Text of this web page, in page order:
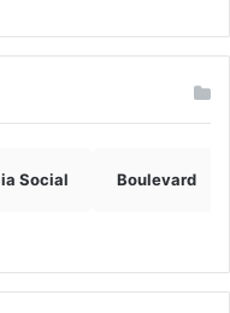
Social Boulevard